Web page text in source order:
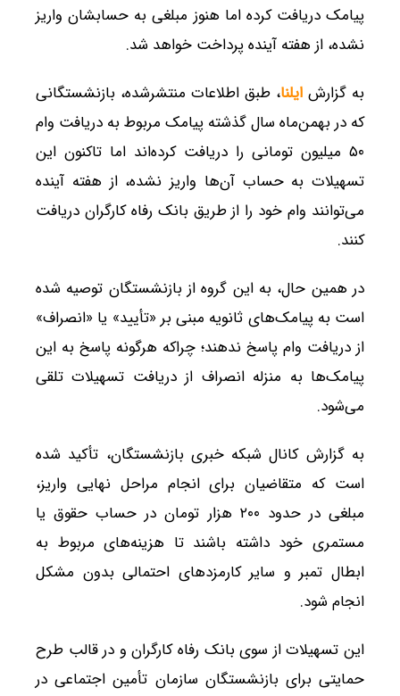
پیامک دریافت کرده اما هنوز مبلغی به حسابشان واریز
نشده، از هفته آینده پرداخت خواهد شد.
به گزارش ایلنا، طبق اطلاعات منتشرشده، بازنشستگانی
که در بهمن‌ماه سال گذشته پیامک مربوط به دریافت وام
۵۰ میلیون تومانی را دریافت کرده‌اند اما تاکنون این
تسهیلات به حساب آن‌ها واریز نشده، از هفته آینده
می‌توانند وام خود را از طریق بانک رفاه کارگران دریافت
کنند.
در همین حال، به این گروه از بازنشستگان توصیه شده
است به پیامک‌های ثانویه مبنی بر «تأیید» یا «انصراف»
از دریافت وام پاسخ ندهند؛ چراکه هرگونه پاسخ به این
پیامک‌ها به منزله انصراف از دریافت تسهیلات تلقی
می‌شود.
به گزارش کانال شبکه خبری بازنشستگان، تأکید شده
است که متقاضیان برای انجام مراحل نهایی واریز،
مبلغی در حدود ۲۰۰ هزار تومان در حساب حقوق یا
مستمری خود داشته باشند تا هزینه‌های مربوط به
ابطال تمبر و سایر کارمزدهای احتمالی بدون مشکل
انجام شود.
این تسهیلات از سوی بانک رفاه کارگران و در قالب طرح
حمایتی برای بازنشستگان سازمان تأمین اجتماعی در